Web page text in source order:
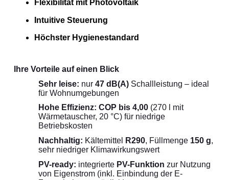
Flexibilität mit Photovoltaik
Intuitive Steuerung
Höchster Hygienestandard
Ihre Vorteile auf einen Blick
Sehr leise: nur 47 dB(A) Schallleistung – ideal
für Wohnumgebungen
Hohe Effizienz: COP bis 4,00 (270 l mit
Wärmetauscher, 20 °C) für niedrige
Betriebskosten
Nachhaltig: Kältemittel R290, Füllmenge 150 g,
sehr niedriger Klimawirkungswert
PV-ready: integrierte PV-Funktion zur Nutzung
von Eigenstrom (inkl. Einbindung der E-